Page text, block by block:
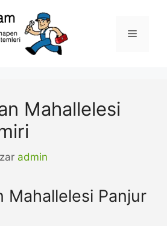
Menü
Mahallelesi
admin
Mahallelesi Panjur